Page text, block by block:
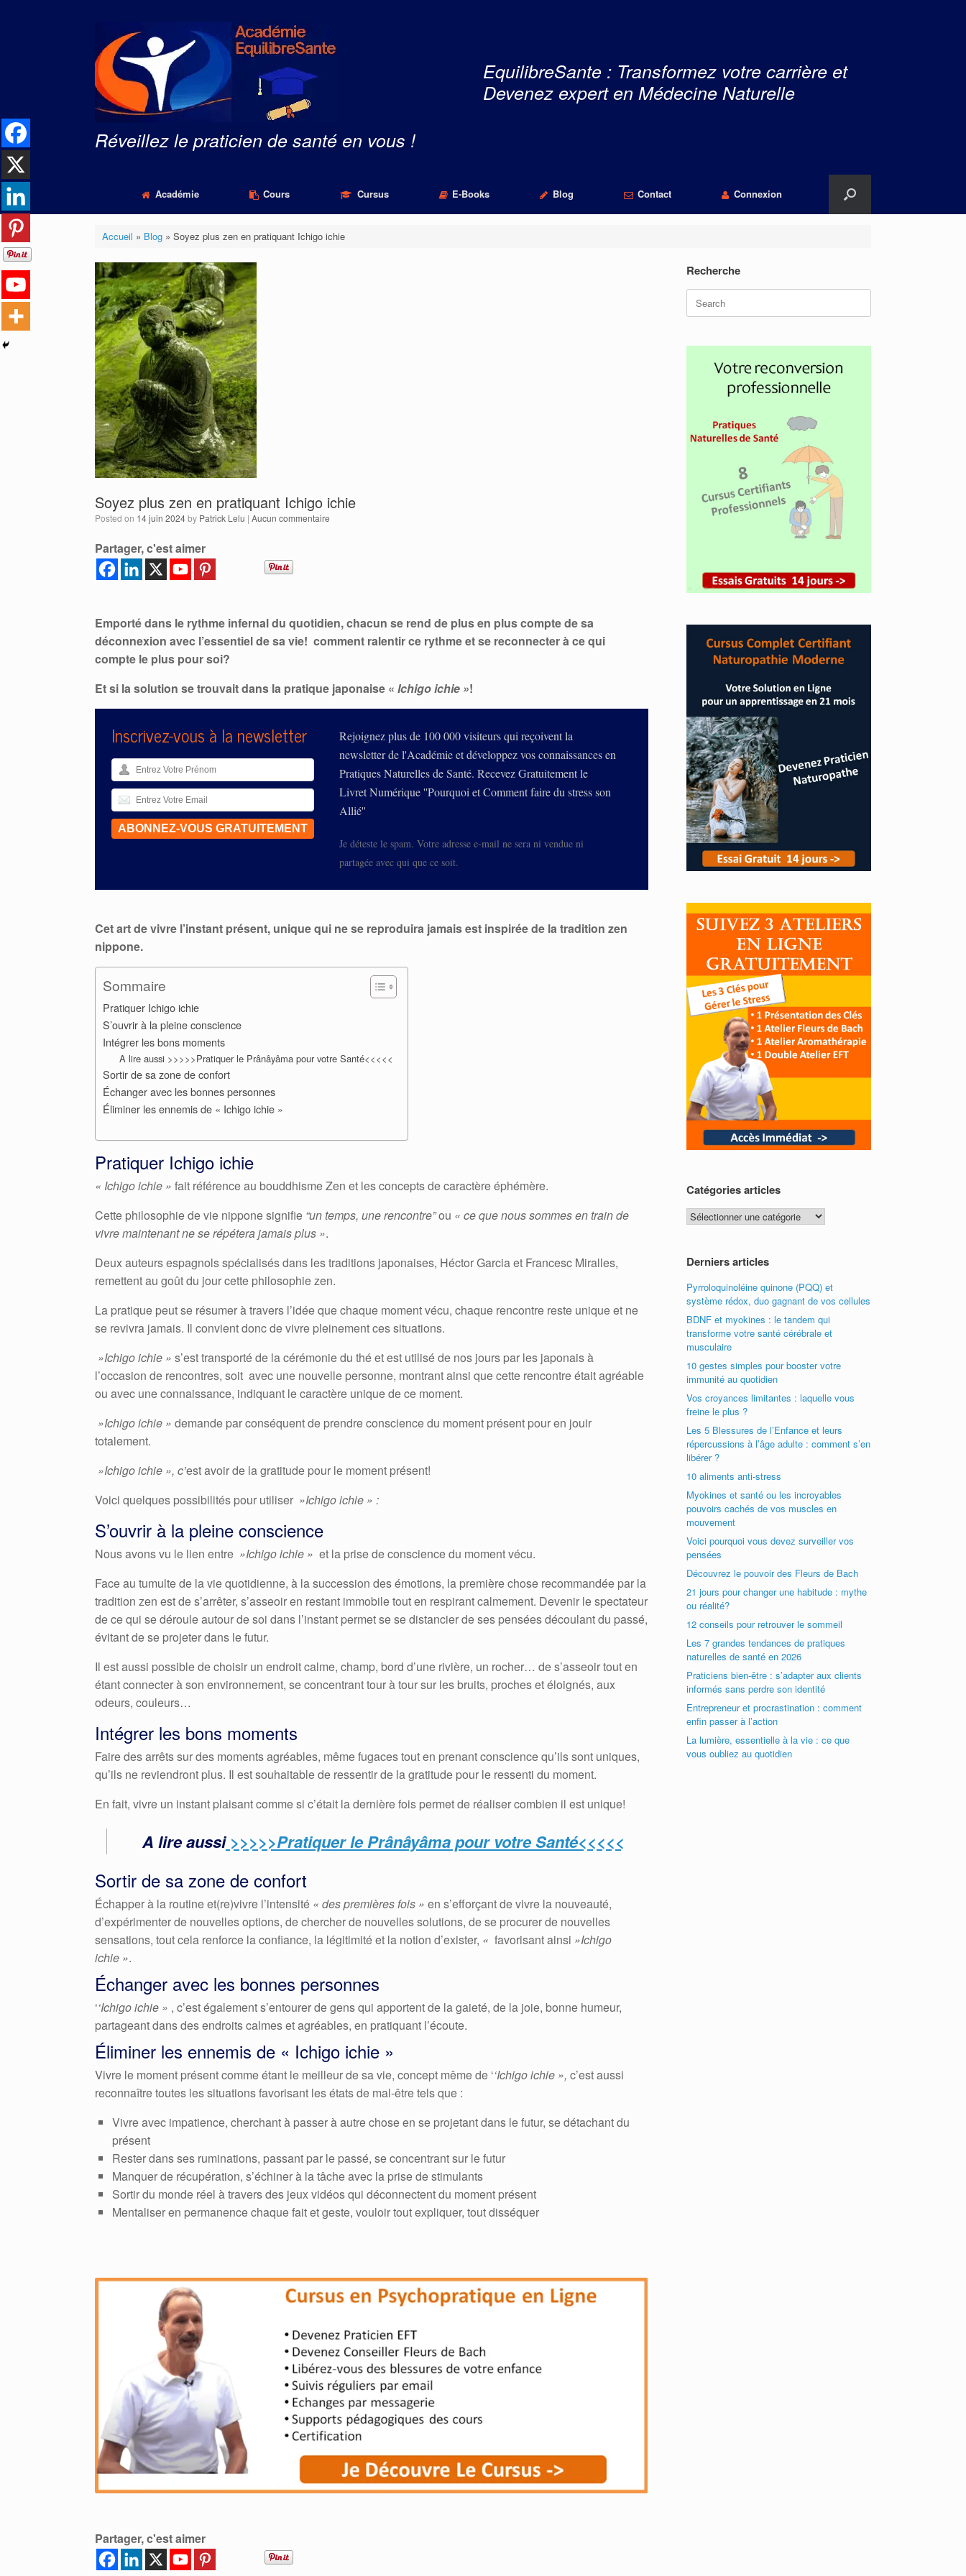
Réveillez le praticien de santé en vous !
EquilibreSante : Transformez votre carrière et
Devenez expert en Médecine Naturelle
Académie Cours Cursus E-Books Blog Contact Connexion
Accueil » Blog» Soyez plus zen en pratiquant Ichigo ichie
Soyez plus zen en pratiquant Ichigo ichie
Posted on 14 juin 2024by Patrick Lelu | Aucun commentaire
Partager, c'est aimer
Emporté dans le rythme infernal du quotidien, chacun se rend de plus en plus compte de sa
déconnexion avec l’essentiel de sa vie! comment ralentir ce rythme et se reconnecter à ce qui
compte le plus pour soi?
Et si la solution se trouvait dans la pratique japonaise « Ichigo ichie »!
Inscrivez-vous à la newsletter
Rejoignez plus de 100 000 visiteurs qui reçoivent la
newsletter de l'Académie et développez vos connaissances en
Pratiques Naturelles de Santé. Recevez Gratuitement le
Livret Numérique ''Pourquoi et Comment faire du stress son
Allié''
Je déteste le spam. Votre adresse e-mail ne sera ni vendue ni
partagée avec qui que ce soit.
Cet art de vivre l’instant présent, unique qui ne se reproduira jamais est inspirée de la tradition zen
nippone.
Sommaire
Pratiquer Ichigo ichie
S’ouvrir à la pleine conscience
Intégrer les bons moments
A lire aussi >>>>>Pratiquer le Prânâyâma pour votre Santé<<<<<
Sortir de sa zone de confort
Échanger avec les bonnes personnes
Éliminer les ennemis de « Ichigo ichie »
Pratiquer Ichigo ichie
« Ichigo ichie » fait référence au bouddhisme Zen et les concepts de caractère éphémère.
Cette philosophie de vie nippone signifie “un temps, une rencontre”ou « ce que nous sommes en train de
vivre maintenant ne se répétera jamais plus ».
Deux auteurs espagnols spécialisés dans les traditions japonaises, Héctor Garcia et Francesc Miralles,
remettent au goût du jour cette philosophie zen.
La pratique peut se résumer à travers l’idée que chaque moment vécu, chaque rencontre reste unique et ne
se revivra jamais. Il convient donc de vivre pleinement ces situations.
»Ichigo ichie » s’est transporté de la cérémonie du thé et est utilisé de nos jours par les japonais à
l’occasion de rencontres, soit avec une nouvelle personne, montrant ainsi que cette rencontre était agréable
ou avec une connaissance, indiquant le caractère unique de ce moment.
»Ichigo ichie » demande par conséquent de prendre conscience du moment présent pour en jouir
totalement.
»Ichigo ichie », c’est avoir de la gratitude pour le moment présent!
Voici quelques possibilités pour utiliser »Ichigo ichie » :
S’ouvrir à la pleine conscience
Nous avons vu le lien entre »Ichigo ichie » et la prise de conscience du moment vécu.
Face au tumulte de la vie quotidienne, à la succession des émotions, la première chose recommandée par la
tradition zen est de s’arrêter, s’asseoir en restant immobile tout en respirant calmement. Devenir le spectateur
de ce qui se déroule autour de soi dans l’instant permet se se distancier de ses pensées découlant du passé,
évitant de se projeter dans le futur.
Il est aussi possible de choisir un endroit calme, champ, bord d’une rivière, un rocher… de s’asseoir tout en
étant connecter à son environnement, se concentrant tour à tour sur les bruits, proches et éloignés, aux
odeurs, couleurs…
Intégrer les bons moments
Faire des arrêts sur des moments agréables, même fugaces tout en prenant conscience qu’ils sont uniques,
qu’ils ne reviendront plus. Il est souhaitable de ressentir de la gratitude pour le ressenti du moment.
En fait, vivre un instant plaisant comme si c’était la dernière fois permet de réaliser combien il est unique!
A lire aussi>>>>>Pratiquer le Prânâyâma pour votre Santé<<<<<
Sortir de sa zone de confort
Échapper à la routine et(re)vivre l’intensité « des premières fois » en s’efforçant de vivre la nouveauté,
d’expérimenter de nouvelles options, de chercher de nouvelles solutions, de se procurer de nouvelles
sensations, tout cela renforce la confiance, la légitimité et la notion d’exister, « favorisant ainsi »Ichigo
ichie ».
Échanger avec les bonnes personnes
‘‘Ichigo ichie » , c’est également s’entourer de gens qui apportent de la gaieté, de la joie, bonne humeur,
partageant dans des endroits calmes et agréables, en pratiquant l’écoute.
Éliminer les ennemis de « Ichigo ichie »
Vivre le moment présent comme étant le meilleur de sa vie, concept même de ‘‘Ichigo ichie », c’est aussi
reconnaître toutes les situations favorisant les états de mal-être tels que :
Vivre avec impatience, cherchant à passer à autre chose en se projetant dans le futur, se détachant du
présent
Rester dans ses ruminations, passant par le passé, se concentrant sur le futur
Manquer de récupération, s’échiner à la tâche avec la prise de stimulants
Sortir du monde réel à travers des jeux vidéos qui déconnectent du moment présent
Mentaliser en permanence chaque fait et geste, vouloir tout expliquer, tout disséquer
Partager, c'est aimer
Recherche
Search
for:
Catégories articles
Catégories
articles
Derniers articles
Pyrroloquinoléine quinone (PQQ) et
système rédox, duo gagnant de vos cellules
BDNF et myokines : le tandem qui
transforme votre santé cérébrale et
musculaire
10 gestes simples pour booster votre
immunité au quotidien
Vos croyances limitantes : laquelle vous
freine le plus ?
Les 5 Blessures de l’Enfance et leurs
répercussions à l’âge adulte : comment s’en
libérer ?
10 aliments anti-stress
Myokines et santé ou les incroyables
pouvoirs cachés de vos muscles en
mouvement
Voici pourquoi vous devez surveiller vos
pensées
Découvrez le pouvoir des Fleurs de Bach
21 jours pour changer une habitude : mythe
ou réalité?
12 conseils pour retrouver le sommeil
Les 7 grandes tendances de pratiques
naturelles de santé en 2026
Praticiens bien-être : s’adapter aux clients
informés sans perdre son identité
Entrepreneur et procrastination : comment
enfin passer à l’action
La lumière, essentielle à la vie : ce que
vous oubliez au quotidien